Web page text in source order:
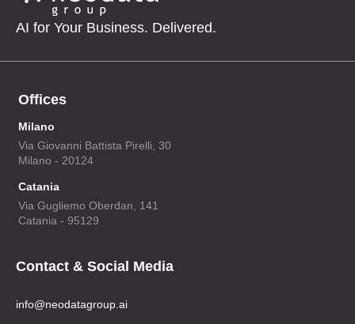
AI for Your Business. Delivered.
Offices
Milano
Via Giovanni Battista Pirelli, 30
Milano - 20124
Catania
Via Gugliemo Oberdan, 141
Catania - 95129
Contact & Social Media
info@neodatagroup.ai